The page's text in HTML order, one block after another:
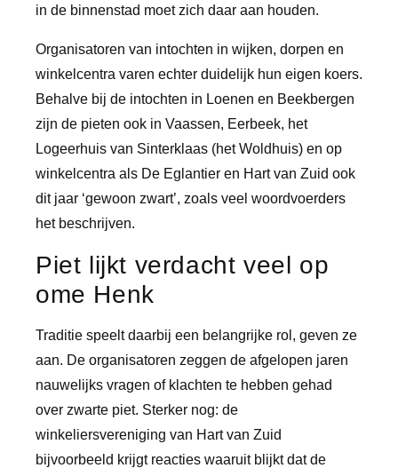
in de binnenstad moet zich daar aan houden.
Organisatoren van intochten in wijken, dorpen en
winkelcentra varen echter duidelijk hun eigen koers.
Behalve bij de intochten in Loenen en Beekbergen
zijn de pieten ook in Vaassen, Eerbeek, het
Logeerhuis van Sinterklaas (het Woldhuis) en op
winkelcentra als De Eglantier en Hart van Zuid ook
dit jaar ‘gewoon zwart’, zoals veel woordvoerders
het beschrijven.
Piet lijkt verdacht veel op
ome Henk
Traditie speelt daarbij een belangrijke rol, geven ze
aan. De organisatoren zeggen de afgelopen jaren
nauwelijks vragen of klachten te hebben gehad
over zwarte piet. Sterker nog: de
winkeliersvereniging van Hart van Zuid
bijvoorbeeld krijgt reacties waaruit blijkt dat de